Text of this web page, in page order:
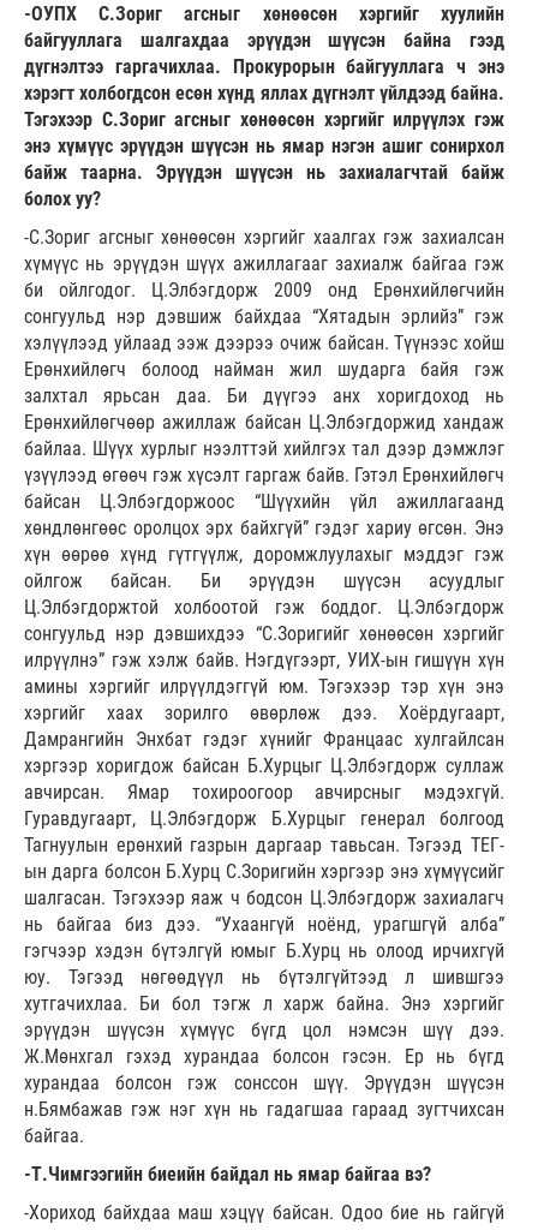
-ОУПХ С.Зориг агсныг хөнөөсөн хэргийг хуулийн
байгууллага шалгахдаа эрүүдэн шүүсэн байна гээд
дүгнэлтээ гаргачихлаа. Прокурорын байгууллага ч энэ
хэрэгт холбогдсон есөн хүнд яллах дүгнэлт үйлдээд байна.
Тэгэхээр С.Зориг агсныг хөнөөсөн хэргийг илрүүлэх гэж
энэ хүмүүс эрүүдэн шүүсэн нь ямар нэгэн ашиг сонирхол
байж таарна. Эрүүдэн шүүсэн нь захиалагчтай байж
болох уу?
-С.Зориг агсныг хөнөөсөн хэргийг хаалгах гэж захиалсан
хүмүүс нь эрүүдэн шүүх ажиллагааг захиалж байгаа гэж
би ойлгодог. Ц.Элбэгдорж 2009 онд Ерөнхийлөгчийн
сонгуульд нэр дэвшиж байхдаа “Хятадын эрлийз” гэж
хэлүүлээд уйлаад ээж дээрээ очиж байсан. Түүнээс хойш
Ерөнхийлөгч болоод найман жил шударга байя гэж
залхтал ярьсан даа. Би дүүгээ анх хоригдоход нь
Ерөнхийлөгчөөр ажиллаж байсан Ц.Элбэгдоржид хандаж
байлаа. Шүүх хурлыг нээлттэй хийлгэх тал дээр дэмжлэг
үзүүлээд өгөөч гэж хүсэлт гаргаж байв. Гэтэл Ерөнхийлөгч
байсан Ц.Элбэгдоржоос “Шүүхийн үйл ажиллагаанд
хөндлөнгөөс оролцох эрх байхгүй” гэдэг хариу өгсөн. Энэ
хүн өөрөө хүнд гүтгүүлж, доромжлуулахыг мэддэг гэж
ойлгож байсан. Би эрүүдэн шүүсэн асуудлыг
Ц.Элбэгдоржтой холбоотой гэж боддог. Ц.Элбэгдорж
сонгуульд нэр дэвшихдээ “С.Зоригийг хөнөөсөн хэргийг
илрүүлнэ” гэж хэлж байв. Нэгдүгээрт, УИХ-ын гишүүн хүн
амины хэргийг илрүүлдэггүй юм. Тэгэхээр тэр хүн энэ
хэргийг хаах зорилго өвөрлөж дээ. Хоёрдугаарт,
Дамрангийн Энхбат гэдэг хүнийг Францаас хулгайлсан
хэргээр хоригдож байсан Б.Хурцыг Ц.Элбэгдорж суллаж
авчирсан. Ямар тохироогоор авчирсныг мэдэхгүй.
Гуравдугаарт, Ц.Элбэгдорж Б.Хурцыг генерал болгоод
Тагнуулын ерөнхий газрын даргаар тавьсан. Тэгээд ТЕГ-
ын дарга болсон Б.Хурц С.Зоригийн хэргээр энэ хүмүүсийг
шалгасан. Тэгэхээр яаж ч бодсон Ц.Элбэгдорж захиалагч
нь байгаа биз дээ. “Ухаангүй ноёнд, урагшгүй алба”
гэгчээр хэдэн бүтэлгүй юмыг Б.Хурц нь олоод ирчихгүй
юу. Тэгээд нөгөөдүүл нь бүтэлгүйтээд л шившгээ
хутгачихлаа. Би бол тэгж л харж байна. Энэ хэргийг
эрүүдэн шүүсэн хүмүүс бүгд цол нэмсэн шүү дээ.
Ж.Мөнхгал гэхэд хурандаа болсон гэсэн. Ер нь бүгд
хурандаа болсон гэж сонссон шүү. Эрүүдэн шүүсэн
н.Бямбажав гэж нэг хүн нь гадагшаа гараад зугтчихсан
байгаа.
-Т.Чимгээгийн биеийн байдал нь ямар байгаа вэ?
-Хориход байхдаа маш хэцүү байсан. Одоо бие нь гайгүй